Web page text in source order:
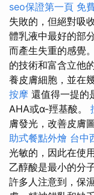
seo保證第一頁 免
失敗的，但絕對吸
體乳液中最好的部
而產生失重的感覺。
的技術和富含立他
養皮膚細胞，並在
按摩 還值得一提的
AHA或α-羥基酸。
膚發光，改善皮膚
助式餐點外燴 台中
光敏的，因此在使
乙醇酸是最小的分
許多人注意到，保